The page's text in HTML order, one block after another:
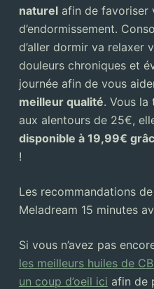
naturelafin de favoriser
d’endormissement.
d’aller dormir va relaxer
douleurs chroniques et
journée afin de vous
meilleur qualité. Vous la
aux alentours de 25€,
disponible à 19,99€
!
Les recommandations
Meladream 15 minutes
Si vous n’avez pas
les meilleurs huiles de
un coup d’oeil ici afin de